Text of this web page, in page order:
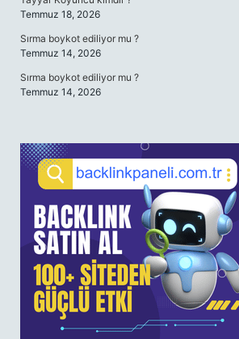
Temmuz 18, 2026
Sırma boykot ediliyor mu ?
Temmuz 14, 2026
Sırma boykot ediliyor mu ?
Temmuz 14, 2026